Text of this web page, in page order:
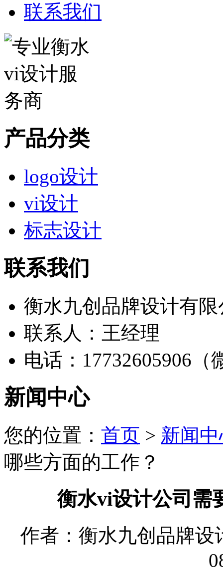
联系我们
产品分类
logo设计
vi设计
标志设计
联系我们
衡水九创品牌设计有限
联系人：王经理
电话：17732605906（
新闻中心
您的位置： 首页 > 新闻
哪些方面的工作？
衡水vi设计公司需
作者：衡水九创品牌设